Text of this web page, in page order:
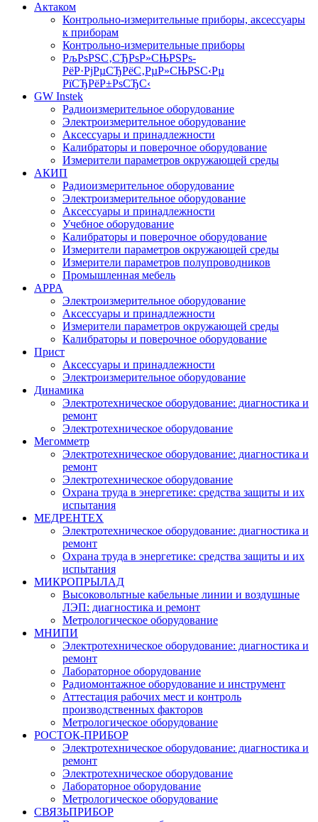
Актаком
Контрольно-измерительные приборы, аксессуары
к приборам
Контрольно-измерительные приборы
РљРѕРЅС‚СЂРѕР»СЊРЅРѕ-
РёР·РјРµСЂРёС‚РµР»СЊРЅС‹Рµ
РїСЂРёР±РѕСЂС‹
GW Instek
Радиоизмерительное оборудование
Электроизмерительное оборудование
Аксессуары и принадлежности
Калибраторы и поверочное оборудование
Измерители параметров окружающей среды
АКИП
Радиоизмерительное оборудование
Электроизмерительное оборудование
Аксессуары и принадлежности
Учебное оборудование
Калибраторы и поверочное оборудование
Измерители параметров окружающей среды
Измерители параметров полупроводников
Промышленная мебель
APPA
Электроизмерительное оборудование
Аксессуары и принадлежности
Измерители параметров окружающей среды
Калибраторы и поверочное оборудование
Прист
Аксессуары и принадлежности
Электроизмерительное оборудование
Динамика
Электротехническое оборудование: диагностика и
ремонт
Электротехническое оборудование
Мегомметр
Электротехническое оборудование: диагностика и
ремонт
Электротехническое оборудование
Охрана труда в энергетике: средства защиты и их
испытания
МЕДРЕНТЕХ
Электротехническое оборудование: диагностика и
ремонт
Охрана труда в энергетике: средства защиты и их
испытания
МИКРОПРЫЛАД
Высоковольтные кабельные линии и воздушные
ЛЭП: диагностика и ремонт
Метрологическое оборудование
МНИПИ
Электротехническое оборудование: диагностика и
ремонт
Лабораторное оборудование
Радиомонтажное оборудование и инструмент
Аттестация рабочих мест и контроль
производственных факторов
Метрологическое оборудование
РОСТОК-ПРИБОР
Электротехническое оборудование: диагностика и
ремонт
Электротехническое оборудование
Лабораторное оборудование
Метрологическое оборудование
СВЯЗЬПРИБОР